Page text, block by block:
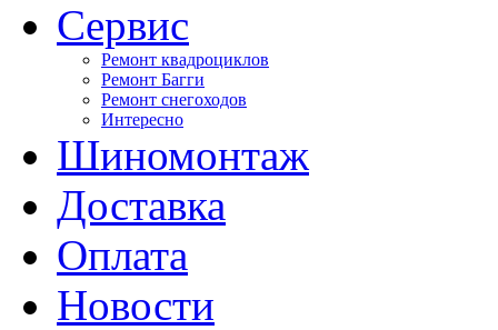
Сервис
Ремонт квадроциклов
Ремонт Багги
Ремонт снегоходов
Интересно
Шиномонтаж
Доставка
Оплата
Новости